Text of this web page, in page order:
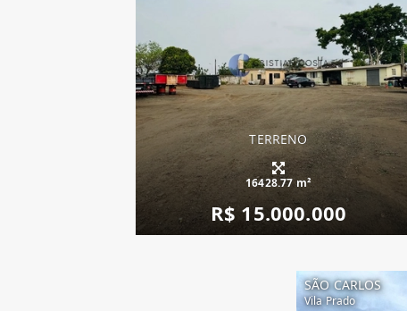
TERRENO
16428.77 m²
R$ 15.000.000
SÃO CARLOS
Vila Prado